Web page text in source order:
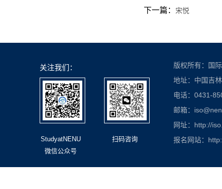
下一篇： 宋悦
关注我们：
StudyatNENU
微信公众号
扫码咨询
版权所有：国
地址：中国吉
电话：0431-
邮箱：
网址：http://
报名网站：